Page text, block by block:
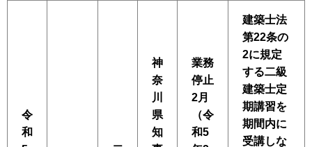
令
和
神
奈
川
県
知
業務
停止
2月
（令
和5
建築士法
第22条の
2に規定
する二級
建築士定
期講習を
期間内に
受講しな